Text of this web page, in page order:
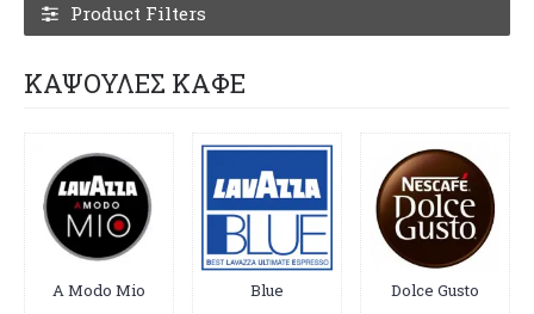
Product Filters
ΚΑΨΟΥΛΕΣ ΚΑΦΕ
A Modo Mio Blue Dolce Gusto